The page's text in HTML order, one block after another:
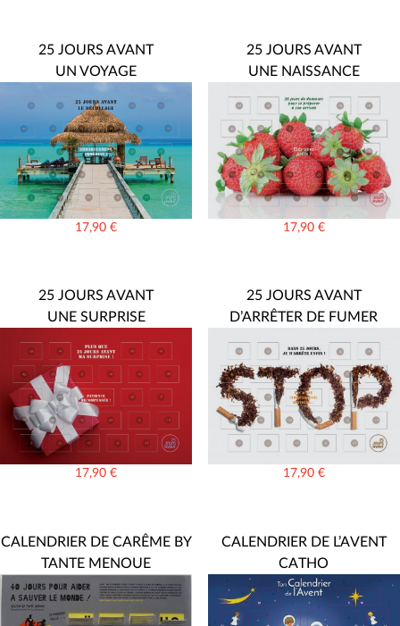
25 JOURS AVANT
UN VOYAGE
17,90€
25 JOURS AVANT
UNE NAISSANCE
17,90 €
25 JOURS AVANT
UNE SURPRISE
17,90€
25 JOURS AVANT
D’ARRÊTER DE FUMER
17,90 €
CALENDRIER DE CARÊME BY
TANTE MENOUE
CALENDRIER DE L’AVENT
CATHO